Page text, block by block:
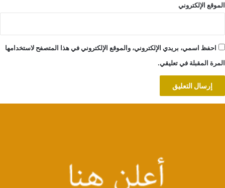
الموقع الإلكتروني
احفظ اسمي، بريدي الإلكتروني، والموقع الإلكتروني في هذا المتصفح لاستخدامها
المرة المقبلة في تعليقي.